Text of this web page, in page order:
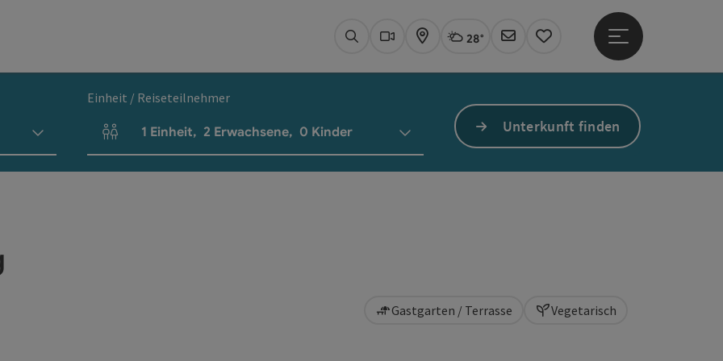
SuchenWebcams
KarteAktuelles Wetter Linz, wolkig
28°
Newsletter
Merkzettel
Hauptmenü öffnen
Einheit / Reiseteilnehmer
Einheitenanzahl und Personenfelder
1 Einheit, 2 Erwachsene, 0 Kinder Unterkunft finden
Gastgarten / Terrasse Vegetarisch